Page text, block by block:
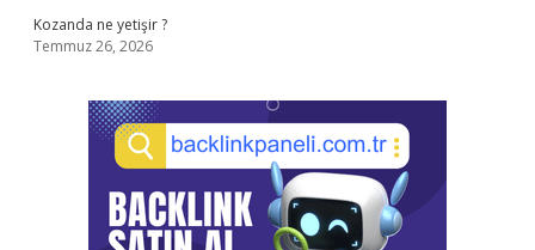
Kozanda ne yetişir ?
Temmuz 26, 2026